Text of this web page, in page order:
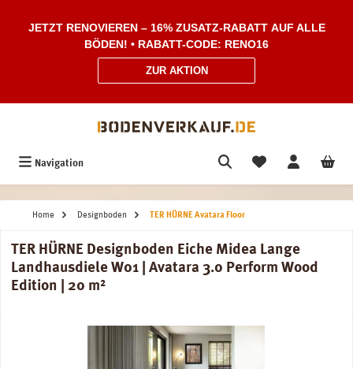
JETZT RENOVIEREN – 16% ZUSATZ-RABATT AUF ALLE
BÖDEN! • RABATT-CODE: RENO16
ZUR AKTION
Navigation
Home Designboden TER HÜRNE Avatara Floor
TER HÜRNE Designboden Eiche Midea Lange
Landhausdiele W01 | Avatara 3.0 Perform Wood
Edition | 20 m²